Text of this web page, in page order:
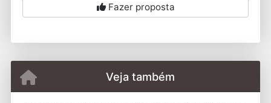
Fazer proposta
Veja também